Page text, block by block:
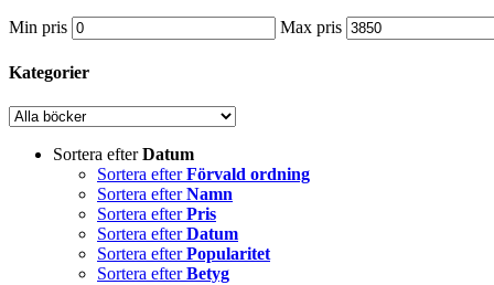
Min pris Max pris
Kategorier
Sortera efterDatum
Sortera efterFörvald ordning
Sortera efterNamn
Sortera efterPris
Sortera efterDatum
Sortera efterPopularitet
Sortera efterBetyg